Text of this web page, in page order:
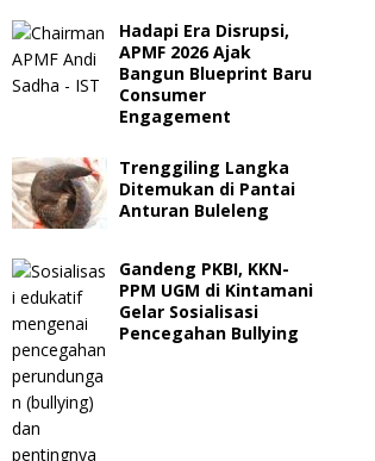
Hadapi Era Disrupsi,
APMF 2026 Ajak
Bangun Blueprint Baru
Consumer
Engagement
Trenggiling Langka
Ditemukan di Pantai
Anturan Buleleng
Gandeng PKBI, KKN-
PPM UGM di Kintamani
Gelar Sosialisasi
Pencegahan Bullying